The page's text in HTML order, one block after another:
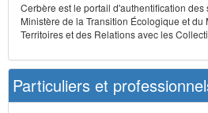
Cerbère est le portail d'authentification des
Ministère de la Transition Écologique et
Territoires et des Relations avec les
Particuliers et